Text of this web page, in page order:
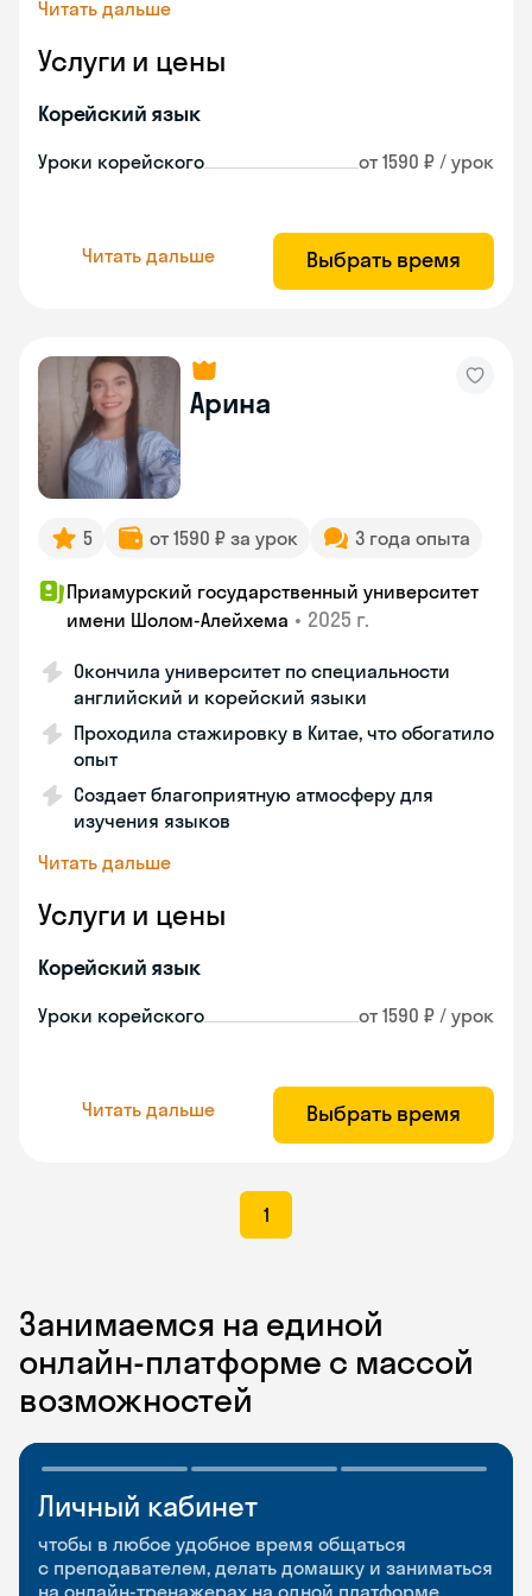
Читать дальше
Услуги и цены
Корейский язык
Уроки корейского от 1590 ₽ / урок
Читать дальше Выбрать время
Арина
5 от 1590 ₽ за урок 3 года опыта
Приамурский государственный университет
имени Шолом-Алейхема • 2025 г.
Окончила университет по специальности
английский и корейский языки
Проходила стажировку в Китае, что обогатило
опыт
Создает благоприятную атмосферу для
изучения языков
Читать дальше
Услуги и цены
Корейский язык
Уроки корейского от 1590 ₽ / урок
Читать дальше Выбрать время
1
Занимаемся на единой
онлайн-платформе с массой
возможностей
Личный кабинет
чтобы в любое удобное время общаться
с преподавателем, делать домашку и заниматься
на онлайн-тренажерах на одной платформе
Мобильное
приложение
чтобы заниматься и изучать новые слова где
Разговорные клубы
и Talks
Групповые занятия для разговорной практики